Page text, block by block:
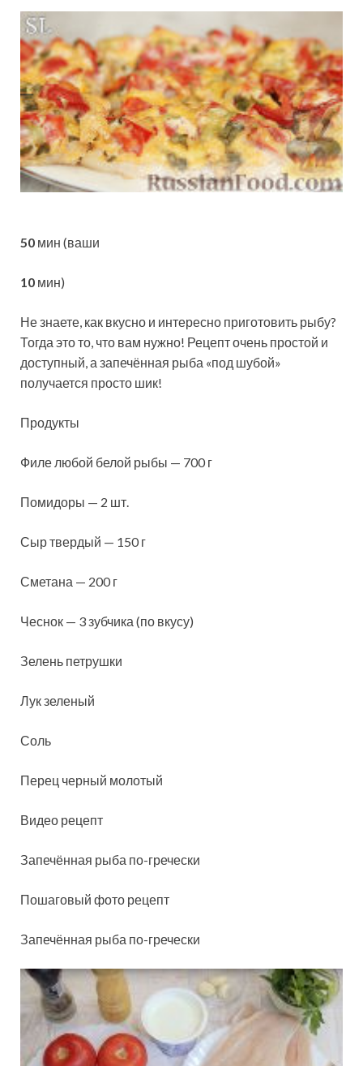
50 мин (ваши
10 мин)
Не знаете, как вкусно и интересно приготовить рыбу?
Тогда это то, что вам нужно! Рецепт очень простой и
доступный, а запечённая рыба «под шубой»
получается просто шик!
Продукты
Филе любой белой рыбы — 700 г
Помидоры — 2 шт.
Сыр твердый — 150 г
Сметана — 200 г
Чеснок — 3 зубчика (по вкусу)
Зелень петрушки
Лук зеленый
Соль
Перец черный молотый
Видео рецепт
Запечённая рыба по-гречески
Пошаговый фото рецепт
Запечённая рыба по-гречески